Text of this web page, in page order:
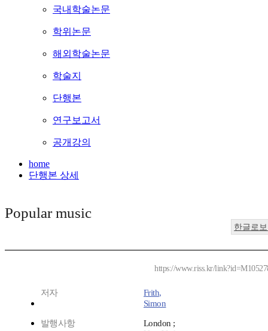
국내학술논문
학위논문
해외학술논문
학술지
단행본
연구보고서
공개강의
home
단행본 상세
Popular music
한글로
https://www.riss.kr/
저자
Frith,
Simon
발행사항
London ;